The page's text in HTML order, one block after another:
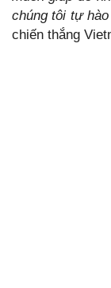
chúng tôi tự hào
chiến thắng